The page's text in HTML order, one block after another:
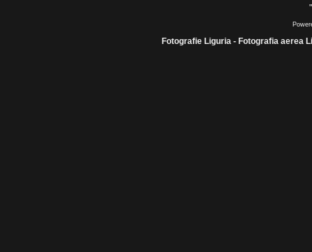
Fotografie Liguria - Fotografia aerea